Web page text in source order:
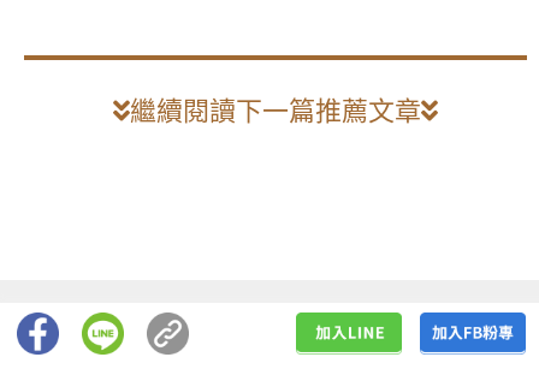
繼續閱讀下一篇推薦文章